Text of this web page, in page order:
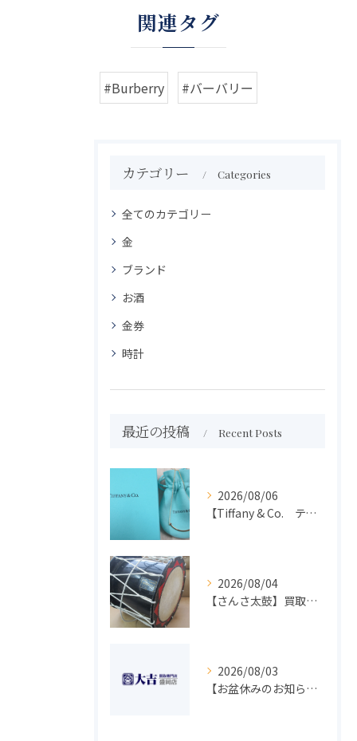
関連タグ
#Burberry #バーバリー
カテゴリー Categories
全てのカテゴリー
金
ブランド
お酒
金券
時計
最近の投稿 Recent Posts
2026/08/06
【Tiffany & Co. ティファニー】買取 大吉盛岡店 アクセサリー買取しました！！
2026/08/04
【さんさ太鼓】買取 大吉盛岡店 楽器 買取します！！
2026/08/03
【お盆休みのお知らせ】買取専門 大吉 盛岡店